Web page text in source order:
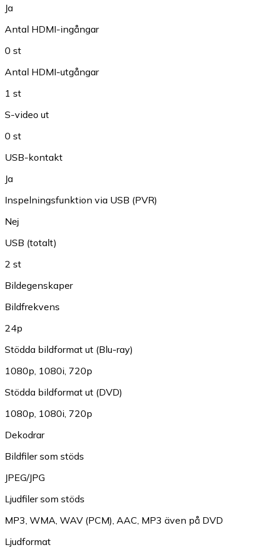
Ja
Antal HDMI-ingångar
0 st
Antal HDMI-utgångar
1 st
S-video ut
0 st
USB-kontakt
Ja
Inspelningsfunktion via USB (PVR)
Nej
USB (totalt)
2 st
Bildegenskaper
Bildfrekvens
24p
Stödda bildformat ut (Blu-ray)
1080p 1080i 720p
Stödda bildformat ut (DVD)
1080p 1080i 720p
Dekodrar
Bildfiler som stöds
JPEG/JPG
Ljudfiler som stöds
MP3 WMA WAV (PCM) AAC MP3 även på DVD
Ljudformat